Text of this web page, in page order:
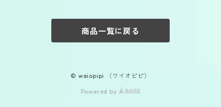
商品一覧に戻る
© waiopipi （ワイオピピ）
Powered by